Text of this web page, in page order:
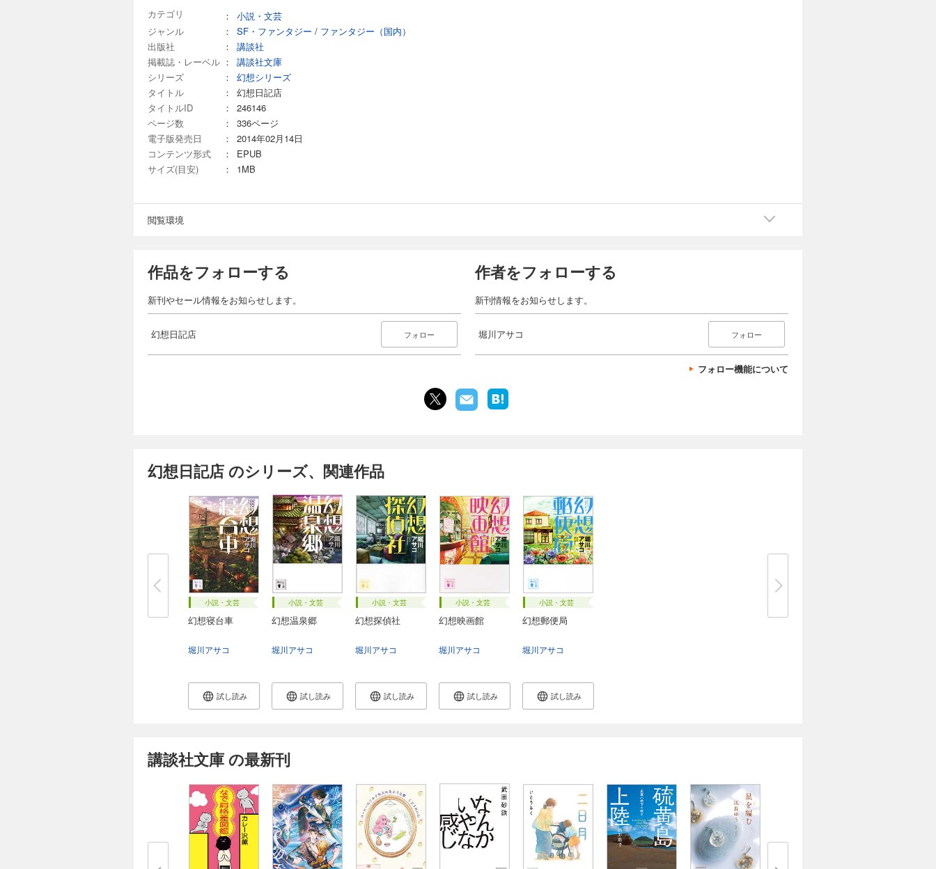
カテゴリ ：
小説・文芸
ジャンル
： SF・ファンタジー / ファンタジー（国内）
出版社
：
講談社
掲載誌・レーベル ：
講談社文庫
シリーズ
：
幻想シリーズ
タイトル
：
幻想日記店
タイトルID
：
246146
ページ数
：
336ページ
電子版発売日
：
2014年02月14日
コンテンツ形式
：
EPUB
サイズ(目安)
： 1MB
閲覧環境
作品をフォローする
新刊やセール情報をお知らせします。
幻想日記店 フォロー
作者をフォローする
新刊情報をお知らせします。
堀川アサコ フォロー
フォロー機能について
幻想日記店 のシリーズ、関連作品
小説・文芸
幻想寝台車
堀川アサコ
試し読み
小説・文芸
幻想温泉郷
堀川アサコ
試し読み
小説・文芸
幻想探偵社
堀川アサコ
試し読み
小説・文芸
幻想映画館
堀川アサコ
試し読み
小説・文芸
幻想郵便局
堀川アサコ
試し読み
講談社文庫 の最新刊